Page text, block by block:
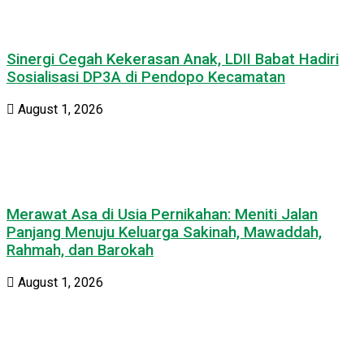
Sinergi Cegah Kekerasan Anak, LDII Babat Hadiri
Sosialisasi DP3A di Pendopo Kecamatan
August 1, 2026
Merawat Asa di Usia Pernikahan: Meniti Jalan
Panjang Menuju Keluarga Sakinah, Mawaddah,
Rahmah, dan Barokah
August 1, 2026